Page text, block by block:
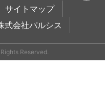
サイトマップ
式会社パルシス
Reserved.